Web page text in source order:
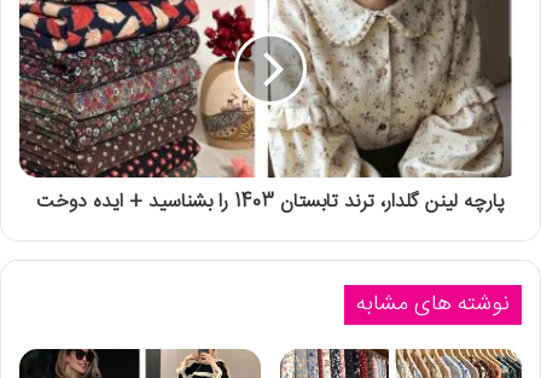
پارچه لینن گلدار، ترند تابستان 1403 را بشناسید + ایده دوخت
نوشته های مشابه